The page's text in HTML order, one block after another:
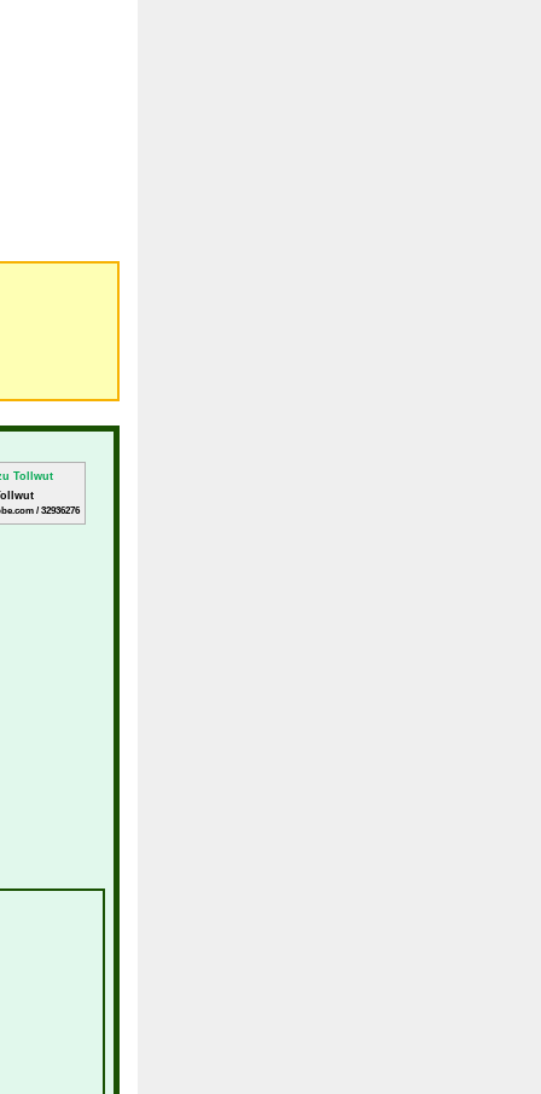
/ 32936276